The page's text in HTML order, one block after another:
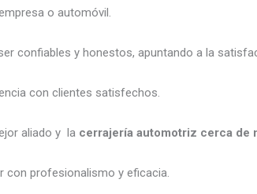
o automóvil.
confiables y honestos, apuntando a la
con clientes satisfechos.
aliado y la cerrajería automotriz cerca de
con profesionalismo y eficacia.